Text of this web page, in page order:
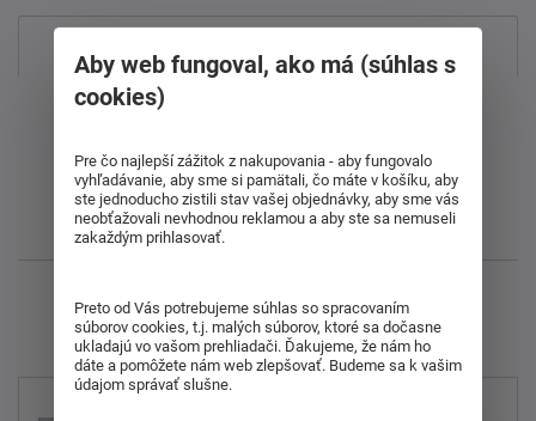
Od najdrahšieho
Od najlacnejšieho
Najnovšie
Zobrazujem 1 - 7 z 7
Aby web fungoval, ako má (súhlas s
cookies)
Pre čo najlepší zážitok z nakupovania - aby fungovalo
vyhľadávanie, aby sme si pamätali, čo máte v košíku, aby
ste jednoducho zistili stav vašej objednávky, aby sme vás
neobťažovali nevhodnou reklamou a aby ste sa nemuseli
zakaždým prihlasovať.
Preto od Vás potrebujeme súhlas so spracovaním
súborov cookies, t.j. malých súborov, ktoré sa dočasne
ukladajú vo vašom prehliadači. Ďakujeme, že nám ho
dáte a pomôžete nám web zlepšovať. Budeme sa k vašim
údajom správať slušne.